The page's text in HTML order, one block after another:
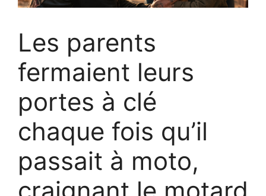
Les parents
fermaient leurs
portes à clé
chaque fois qu’il
passait à moto,